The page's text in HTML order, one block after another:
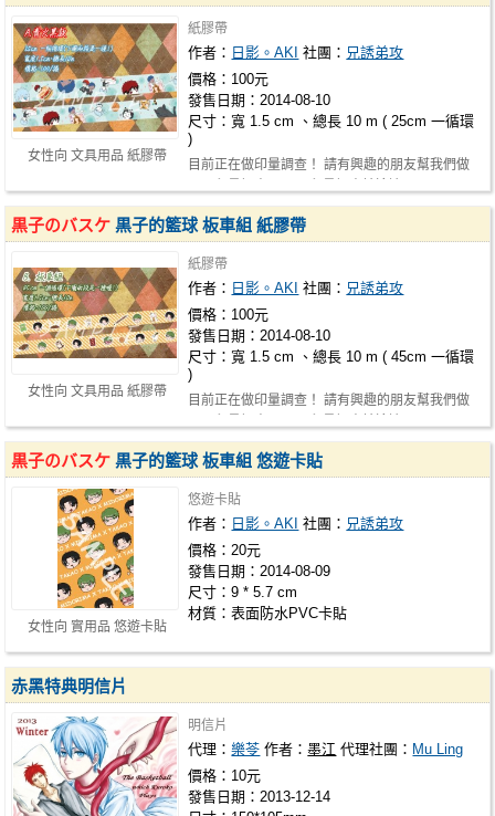
女性向 文具用品 紙膠帶
紙膠帶
作者： 日影。AKI 社團： 兄誘弟攻
價格：100元
發售日期：2014-08-10
尺寸：寬 1.5 cm 、總長 10 m ( 25cm 一循環
)
目前正在做印量調查！ 請有興趣的朋友幫我們做
女性向 文具用品 紙膠帶
黒子のバスケ 黒子的籃球 板車組 紙膠帶
紙膠帶
作者： 日影。AKI 社團： 兄誘弟攻
價格：100元
發售日期：2014-08-10
尺寸：寬 1.5 cm 、總長 10 m ( 45cm 一循環
)
目前正在做印量調查！ 請有興趣的朋友幫我們做
女性向 實用品 悠遊卡貼
黒子のバスケ 黒子的籃球 板車組 悠遊卡貼
悠遊卡貼
作者： 日影。AKI 社團： 兄誘弟攻
價格：20元
發售日期：2014-08-09
尺寸：9 * 5.7 cm
材質：表面防水PVC卡貼
赤黑特典明信片
明信片
代理：樂苓 作者：墨江 代理社團： Mu Ling
價格：10元
發售日期：2013-12-14